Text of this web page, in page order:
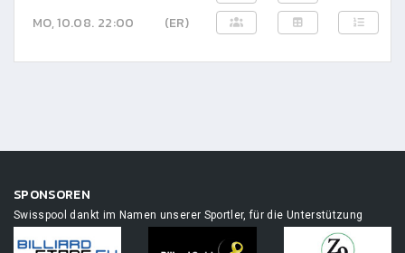
MO, 10.08. 22:00
(ER)
SPONSOREN
Swisspool dankt im Namen unserer Sportler, für die Unterstützung